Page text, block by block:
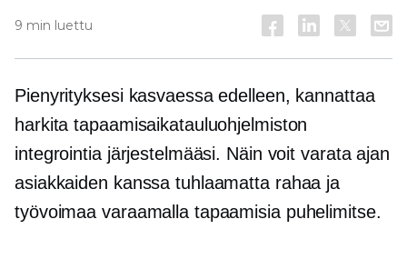
9 min luettu
Pienyrityksesi kasvaessa edelleen, kannattaa
harkita tapaamisaikatauluohjelmiston
integrointia järjestelmääsi. Näin voit varata ajan
asiakkaiden kanssa tuhlaamatta rahaa ja
työvoimaa varaamalla tapaamisia puhelimitse.